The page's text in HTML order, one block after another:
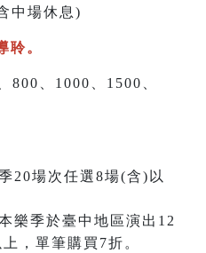
中場休息)
聆。
800、1000、1500、
20場次任選8場(含)以
本樂季於臺中地區演出12
，單筆購買7折。